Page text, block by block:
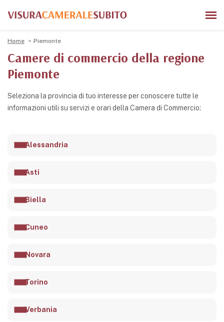
Home Piemonte
Camere di commercio della regione
Piemonte
Seleziona la provincia di tuo interesse per conoscere tutte le
informazioni utili su servizi e orari della Camera di Commercio:
Alessandria
Asti
Biella
Cuneo
Novara
Torino
Verbania